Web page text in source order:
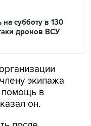
субботу в 130
дронов ВСУ
экипажа
помощь в
он.